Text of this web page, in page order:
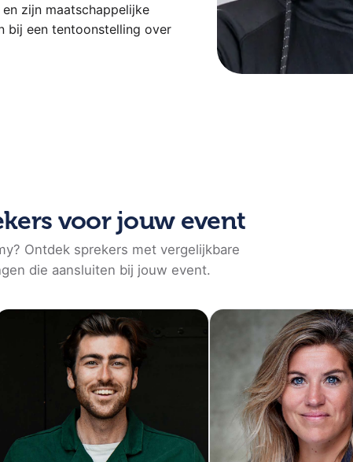
zijn maatschappelijke
bij een tentoonstelling over
ondernemerschap maakt
over doorzettingsvermogen
de link legt tussen
bereiken, ondanks
willen inspireren
Zijn
en professionele
op met SprekersburO.
voor jouw event
Ontdek sprekers met vergelijkbare
die aansluiten bij jouw event.